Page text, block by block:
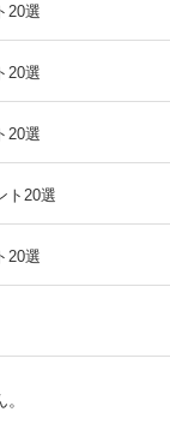
20選
20選
20選
ト20選
20選